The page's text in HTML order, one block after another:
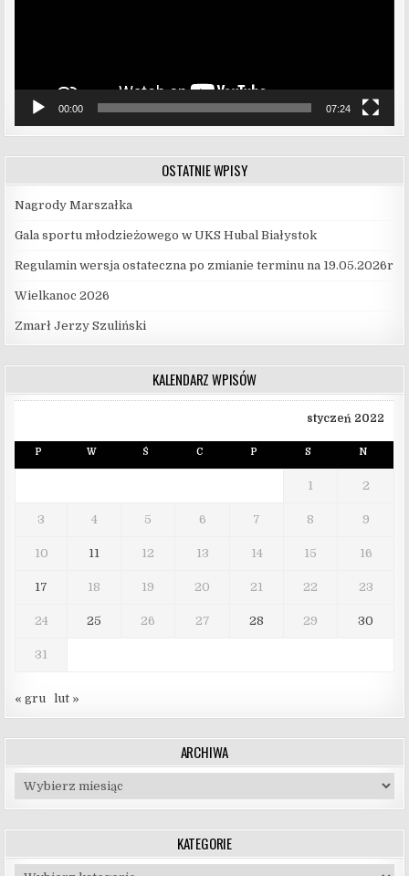
00:00 07:24
OSTATNIE WPISY
Nagrody Marszałka
Gala sportu młodzieżowego w UKS Hubal Białystok
Regulamin wersja ostateczna po zmianie terminu na 19.05.2026r
Wielkanoc 2026
Zmarł Jerzy Szuliński
KALENDARZ WPISÓW
styczeń 2022
P W Ś C P S N
1 2
3 4 5 6 7 8 9
10 11 12 13 14 15 16
17 18 19 20 21 22 23
24 25 26 27 28 29 30
31
« gru lut »
ARCHIWA
Archiwa
KATEGORIE
Kategorie